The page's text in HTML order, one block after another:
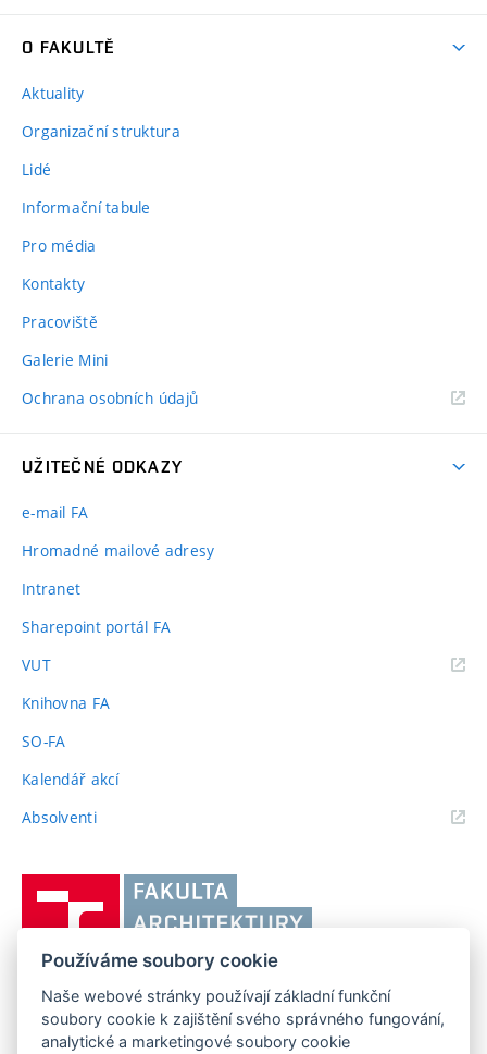
O FAKULTĚ
Aktuality
Organizační struktura
Lidé
Informační tabule
Pro média
Kontakty
Pracoviště
Galerie Mini
Ochrana osobních údajů
UŽITEČNÉ ODKAZY
e-mail FA
Hromadné mailové adresy
Intranet
Sharepoint portál FA
VUT(externí
Knihovna FA
SO-FA
Kalendář akcí
Absolventi(externí
Brně,
Fakulta
FAKULTA ARCHITEKTURY VUT V BRNĚ
Poříčí 273/5, 639 00 Brno www.fa.vutbr.cz
Používáme soubory cookie
Naše webové stránky používají základní funkční
soubory cookie k zajištění svého správného fungování,
analytické a marketingové soubory cookie